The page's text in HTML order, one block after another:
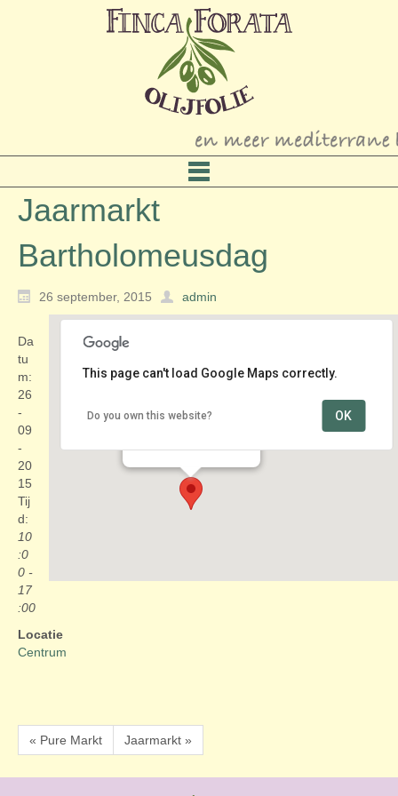
Jaarmarkt
Bartholomeusdag
26 september, 2015 admin
Centrum
This page can't load Google Maps correctly.
Do you own this website? OK
Da
tu
m:
26
-
09
-
20
15
Tij
d:
10
:0
0 -
17
:00
Locatie
Centrum
« Pure Markt Jaarmarkt »